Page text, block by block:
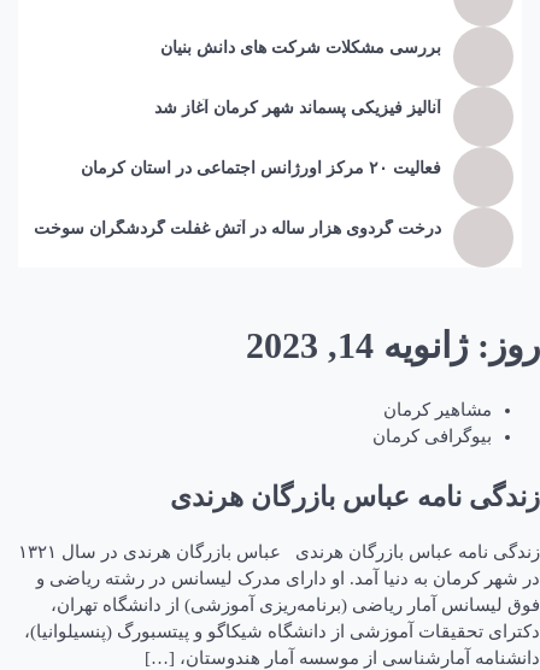
بررسی مشکلات شرکت های دانش بنیان
آنالیز فیزیکی پسماند شهر کرمان آغاز شد
فعالیت ۲۰ مرکز اورژانس اجتماعی در استان کرمان
درخت گردوی هزار ساله در آتش غفلت گردشگران سوخت
روز:ژانویه 14, 2023
مشاهیر کرمان
بیوگرافی کرمان
زندگی نامه عباس بازرگان هرندی
زندگی نامه عباس بازرگان هرندی عباس بازرگان هرندی در سال ۱۳۲۱
در شهر کرمان به دنیا آمد. او دارای مدرک لیسانس در رشته ریاضی و
فوق لیسانس آمار ریاضی (برنامه‌ریزی آموزشی) از دانشگاه تهران،
دکترای تحقیقات آموزشی از دانشگاه شیکاگو و پیتسبورگ (پنسیلوانیا)،
دانشنامه آمارشناسی از موسسه آمار هندوستان، […]